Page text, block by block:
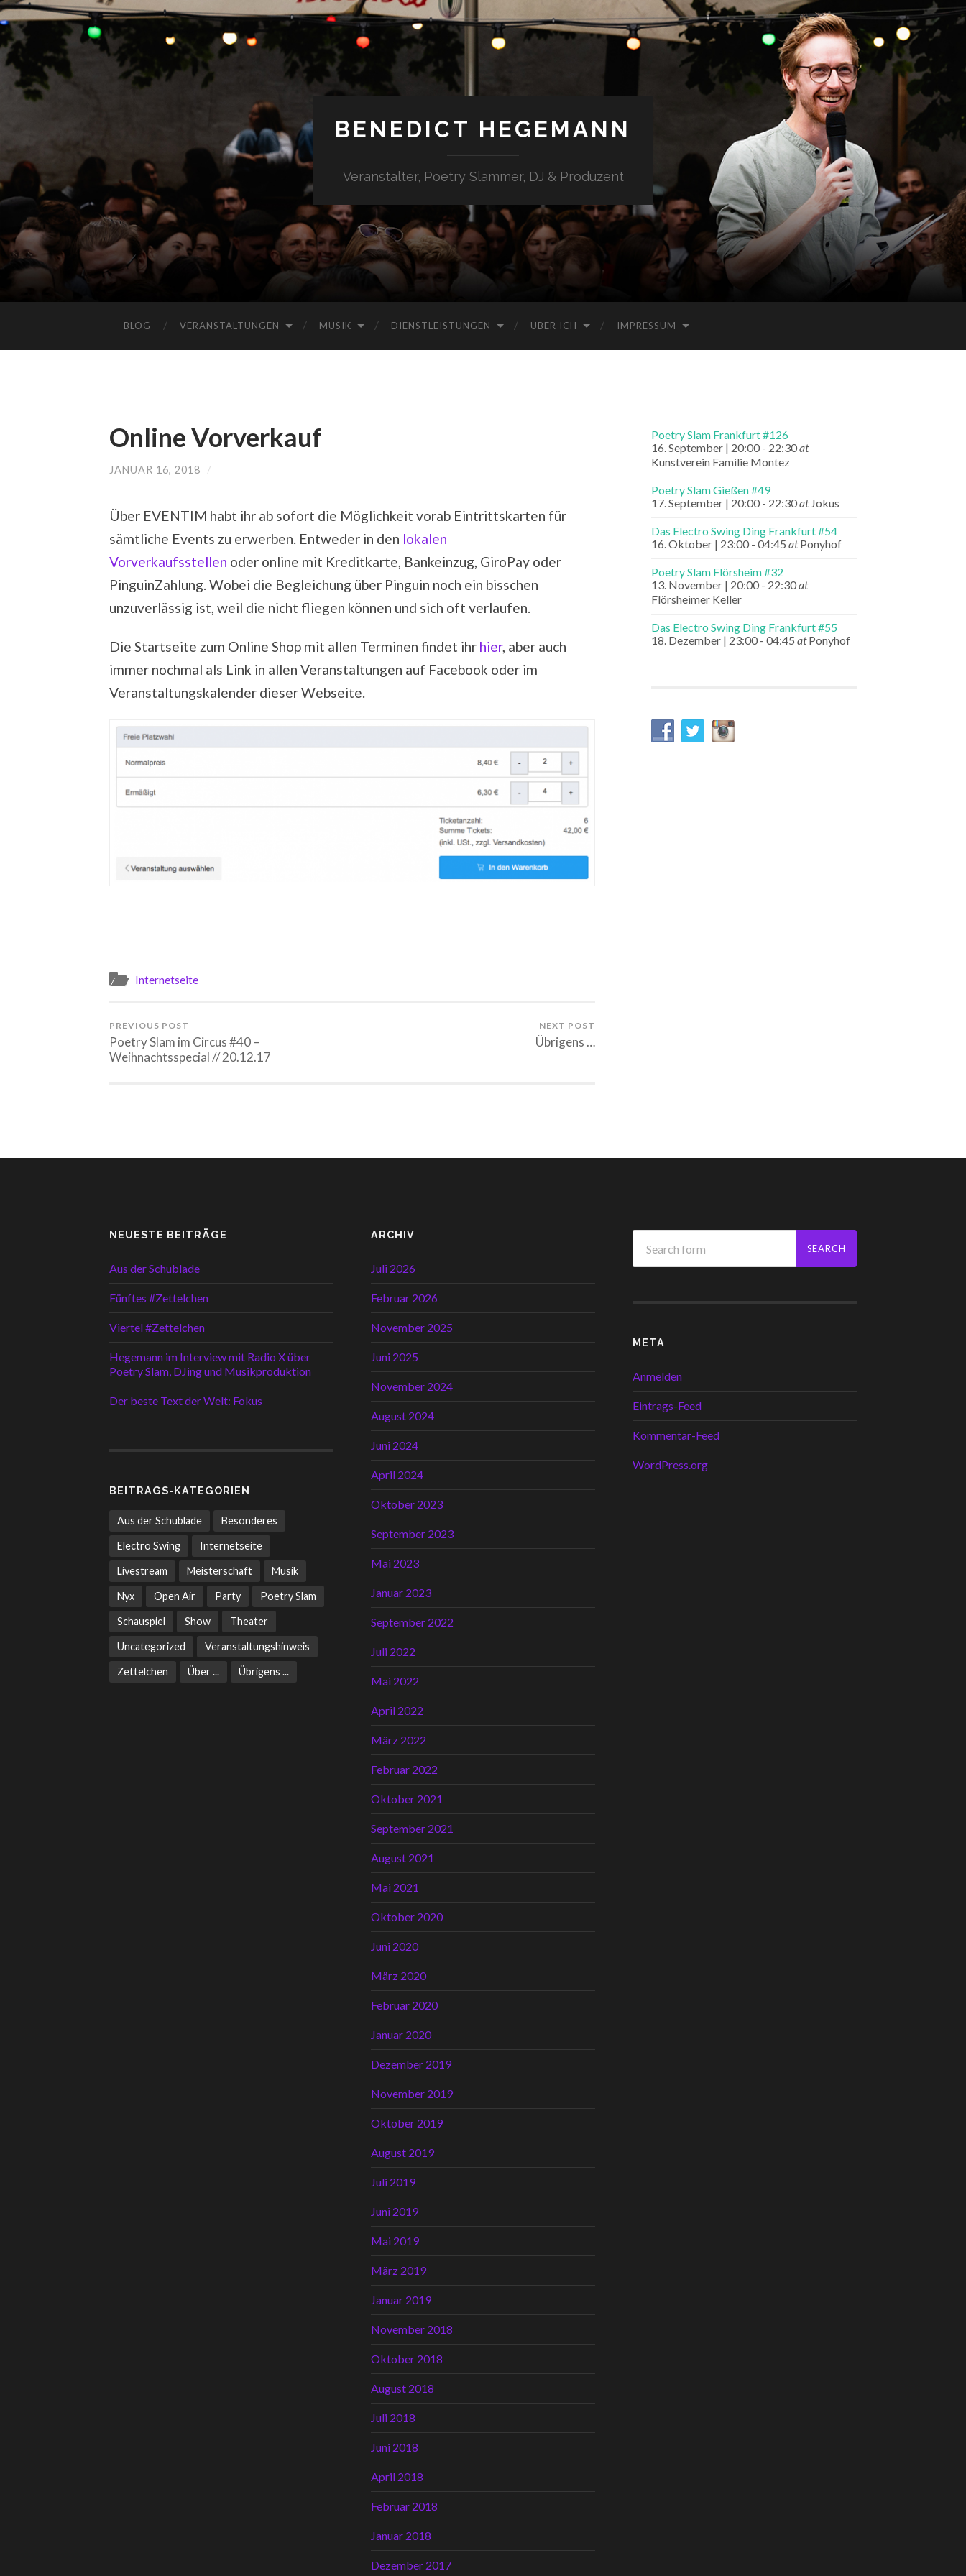
BENEDICT HEGEMANN
Veranstalter, Poetry Slammer, DJ & Produzent
BLOG VERANSTALTUNGEN MUSIK DIENSTLEISTUNGEN ÜBER ICH IMPRESSUM
Online Vorverkauf
JANUAR 16, 2018 /
Über EVENTIM habt ihr ab sofort die Möglichkeit vorab Eintrittskarten für
sämtliche Events zu erwerben. Entweder in den lokalen
Vorverkaufsstellen oder online mit Kreditkarte, Bankeinzug, GiroPay oder
PinguinZahlung. Wobei die Begleichung über Pinguin noch ein bisschen
unzuverlässig ist, weil die nicht fliegen können und sich oft verlaufen.
Die Startseite zum Online Shop mit allen Terminen findet ihr hier, aber auch
immer nochmal als Link in allen Veranstaltungen auf Facebook oder im
Veranstaltungskalender dieser Webseite.
Internetseite
PREVIOUS POST
Poetry Slam im Circus #40 –
Weihnachtsspecial // 20.12.17
NEXT POST
Übrigens …
Poetry Slam Frankfurt #126
16. September | 20:00 - 22:30at
Kunstverein Familie Montez
Poetry Slam Gießen #49
17. September | 20:00 - 22:30at Jokus
Das Electro Swing Ding Frankfurt #54
16. Oktober | 23:00 - 04:45 atPonyhof
Poetry Slam Flörsheim #32
13. November | 20:00 - 22:30at
Flörsheimer Keller
Das Electro Swing Ding Frankfurt #55
18. Dezember | 23:00 - 04:45 atPonyhof
NEUESTE BEITRÄGE
Aus der Schublade
Fünftes #Zettelchen
Viertel #Zettelchen
Hegemann im Interview mit Radio X über
Poetry Slam, DJing und Musikproduktion
Der beste Text der Welt: Fokus
BEITRAGS-KATEGORIEN
Aus der Schublade Besonderes
Electro Swing Internetseite
Livestream Meisterschaft Musik
Nyx Open Air Party Poetry Slam
Schauspiel Show Theater
Uncategorized Veranstaltungshinweis
Zettelchen Über ... Übrigens ...
ARCHIV
Juli 2026
Februar 2026
November 2025
Juni 2025
November 2024
August 2024
Juni 2024
April 2024
Oktober 2023
September 2023
Mai 2023
Januar 2023
September 2022
Juli 2022
Mai 2022
April 2022
März 2022
Februar 2022
Oktober 2021
September 2021
August 2021
Mai 2021
Oktober 2020
Juni 2020
März 2020
Februar 2020
Januar 2020
Dezember 2019
November 2019
Oktober 2019
August 2019
Juli 2019
Juni 2019
Mai 2019
März 2019
Januar 2019
November 2018
Oktober 2018
August 2018
Juli 2018
Juni 2018
April 2018
Februar 2018
Januar 2018
Dezember 2017
META
Anmelden
Eintrags-Feed
Kommentar-Feed
WordPress.org